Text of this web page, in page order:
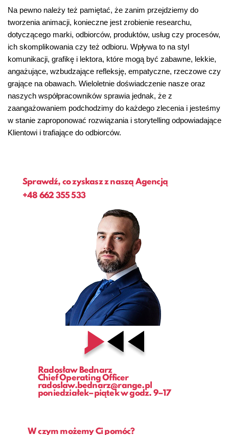
Na pewno należy też pamiętać, że zanim przejdziemy do
tworzenia animacji, konieczne jest zrobienie researchu,
dotyczącego marki, odbiorców, produktów, usług czy procesów,
ich skomplikowania czy też odbioru. Wpływa to na styl
komunikacji, grafikę i lektora, które mogą być zabawne, lekkie,
angażujące, wzbudzające refleksję, empatyczne, rzeczowe czy
grające na obawach. Wieloletnie doświadczenie nasze oraz
naszych współpracowników sprawia jednak, że z
zaangażowaniem podchodzimy do każdego zlecenia i jesteśmy
w stanie zaproponować rozwiązania i storytelling odpowiadające
Klientowi i trafiające do odbiorców.
Sprawdź, co zyskasz z naszą Agencją
+48 662 355 533
Radosław Bednarz
Chief Operating Officer
radoslaw.bednarz@range.pl
poniedziałek–piątek w godz. 9–17
W czym możemy Ci pomóc?